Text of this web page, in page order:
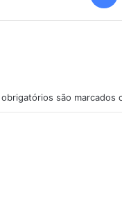
são marcados